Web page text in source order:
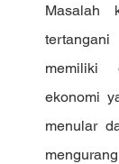
Masalah
memiliki
ekonomi
menular